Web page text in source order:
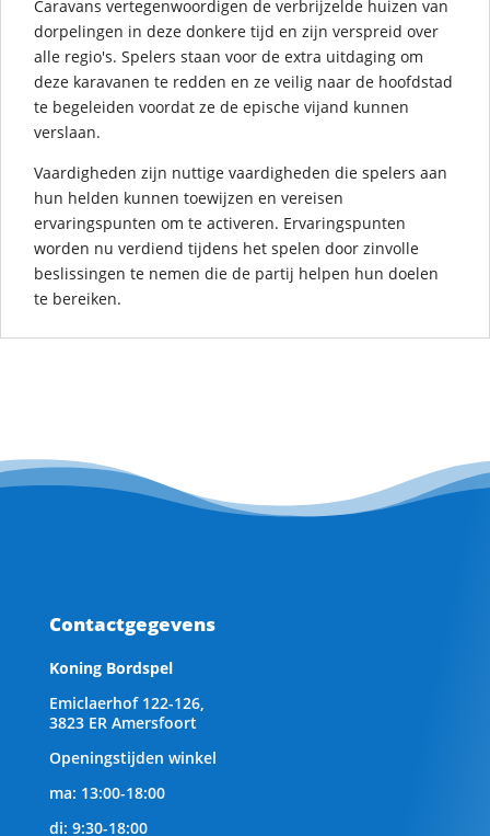
Caravans vertegenwoordigen de verbrijzelde huizen van
dorpelingen in deze donkere tijd en zijn verspreid over
alle regio's. Spelers staan ​​voor de extra uitdaging om
deze karavanen te redden en ze veilig naar de hoofdstad
te begeleiden voordat ze de epische vijand kunnen
verslaan.
Vaardigheden zijn nuttige vaardigheden die spelers aan
hun helden kunnen toewijzen en vereisen
ervaringspunten om te activeren. Ervaringspunten
worden nu verdiend tijdens het spelen door zinvolle
beslissingen te nemen die de partij helpen hun doelen
te bereiken.
Contactgegevens
Koning Bordspel
Emiclaerhof 122-126,
3823 ER Amersfoort
Openingstijden winkel
ma: 13:00-18:00
di: 9:30-18:00